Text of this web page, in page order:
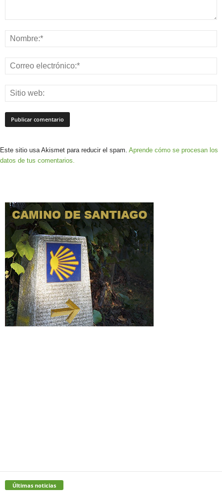
Este sitio usa Akismet para reducir el spam. Aprende cómo se procesan los
datos de tus comentarios.
Últimas noticias